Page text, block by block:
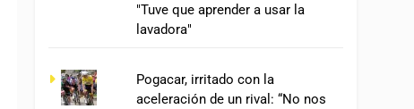
"Tuve que aprender a usar la
lavadora"
Pogacar, irritado con la
aceleración de un rival: “No nos